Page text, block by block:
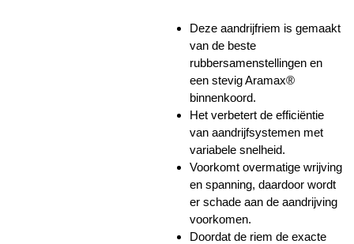
Deze aandrijfriem is gemaakt
van de beste
rubbersamenstellingen en
een stevig Aramax®
binnenkoord.
Het verbetert de efficiëntie
van aandrijfsystemen met
variabele snelheid.
Voorkomt overmatige wrijving
en spanning, daardoor wordt
er schade aan de aandrijving
voorkomen.
Doordat de riem de exacte